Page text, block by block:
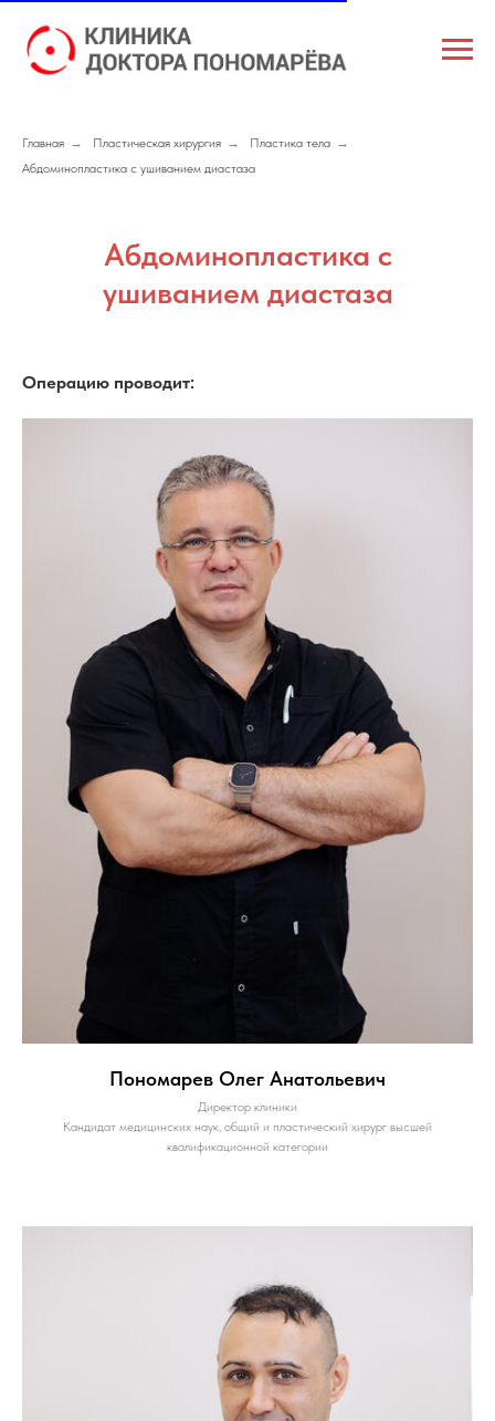
Главная → Пластическая хирургия → Пластика тела →
Абдоминопластика с ушиванием диастаза
Абдоминопластика с
ушиванием диастаза
Операцию проводит:
Пономарев Олег Анатольевич
Директор клиники
Кандидат медицинских наук, общий и пластический хирург высшей
квалификационной категории